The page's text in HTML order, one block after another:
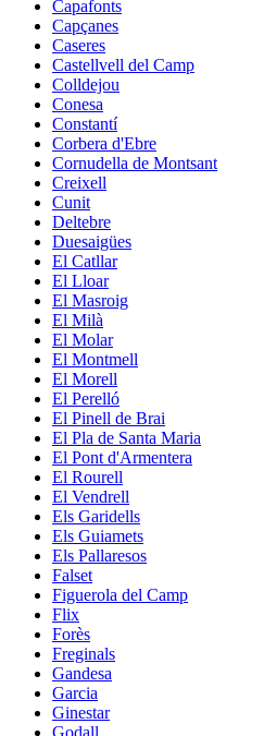
Capafonts
Capçanes
Caseres
Castellvell del Camp
Colldejou
Conesa
Constantí
Corbera d'Ebre
Cornudella de Montsant
Creixell
Cunit
Deltebre
Duesaigües
El Catllar
El Lloar
El Masroig
El Milà
El Molar
El Montmell
El Morell
El Perelló
El Pinell de Brai
El Pla de Santa Maria
El Pont d'Armentera
El Rourell
El Vendrell
Els Garidells
Els Guiamets
Els Pallaresos
Falset
Figuerola del Camp
Flix
Forès
Freginals
Gandesa
Garcia
Ginestar
Godall